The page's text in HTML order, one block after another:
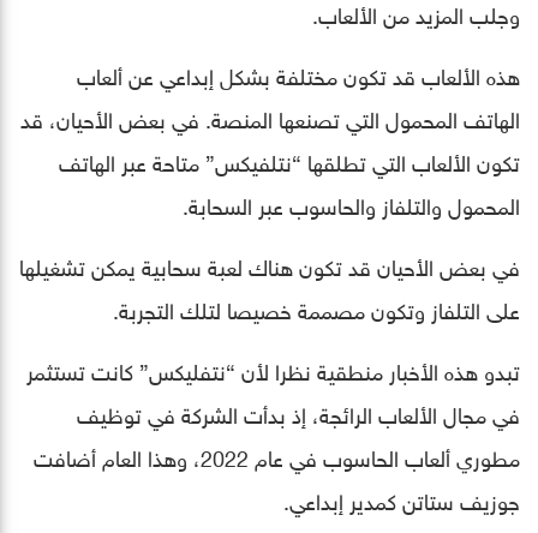
وجلب المزيد من الألعاب.
هذه الألعاب قد تكون مختلفة بشكل إبداعي عن ألعاب
الهاتف المحمول التي تصنعها المنصة. في بعض الأحيان، قد
تكون الألعاب التي تطلقها “نتلفيكس” متاحة عبر الهاتف
المحمول والتلفاز والحاسوب عبر السحابة.
في بعض الأحيان قد تكون هناك لعبة سحابية يمكن تشغيلها
على التلفاز وتكون مصممة خصيصا لتلك التجربة.
تبدو هذه الأخبار منطقية نظرا لأن “نتفليكس” كانت تستثمر
في مجال الألعاب الرائجة، إذ بدأت الشركة في توظيف
مطوري ألعاب الحاسوب في عام 2022، وهذا العام أضافت
جوزيف ستاتن كمدير إبداعي.